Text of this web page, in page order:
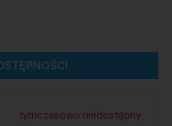
tymczasowo niedostępny